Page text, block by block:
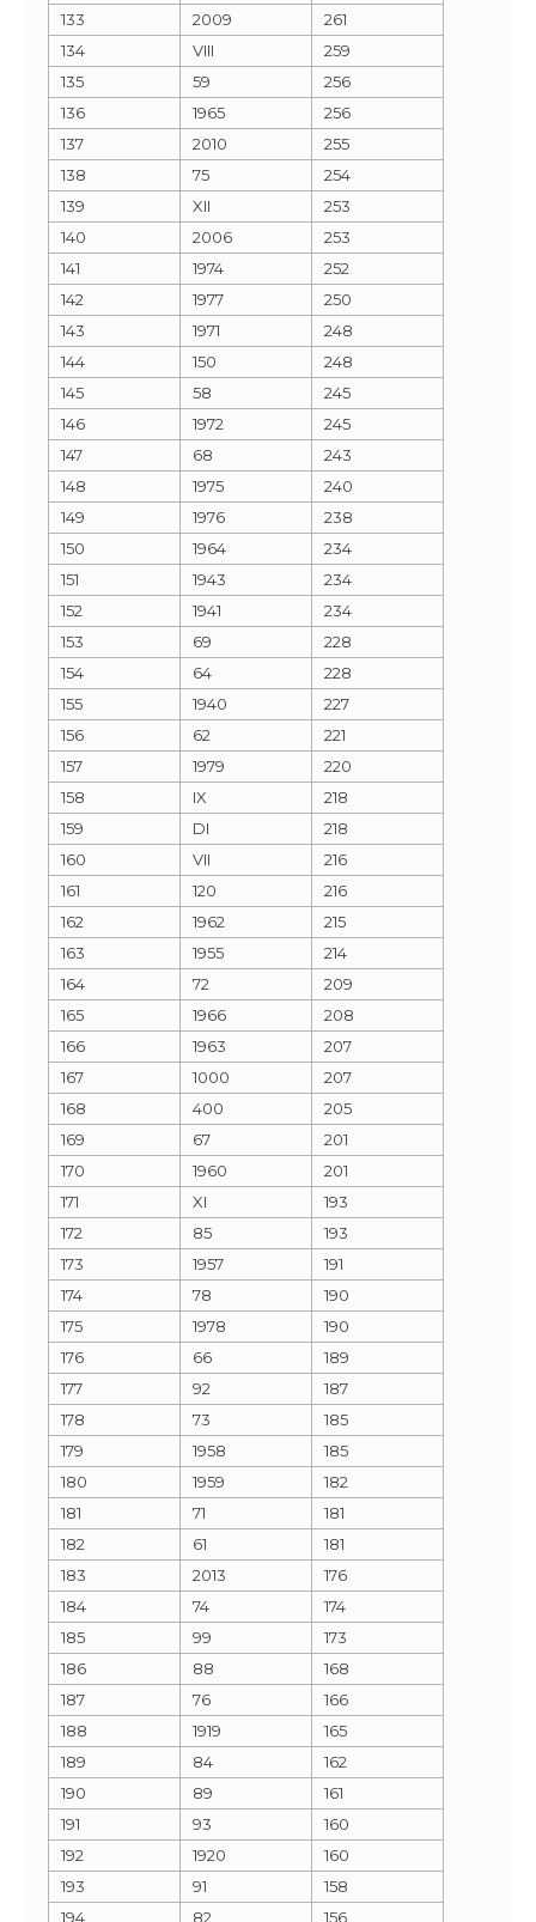
133
2009
261
134
VIII
259
135
59
256
136
1965
256
137
2010
255
138
75
254
139
XII
253
140
2006
253
141
1974
252
142
1977
250
143
1971
248
144
150
248
145
58
245
146
1972
245
147
68
243
148
1975
240
149
1976
238
150
1964
234
151
1943
234
152
1941
234
153
69
228
154
64
228
155
1940
227
156
62
221
157
1979
220
158
IX
218
159
DI
218
160
VII
216
161
120
216
162
1962
215
163
1955
214
164
72
209
165
1966
208
166
1963
207
167
1000
207
168
400
205
169
67
201
170
1960
201
171
XI
193
172
85
193
173
1957
191
174
78
190
175
1978
190
176
66
189
177
92
187
178
73
185
179
1958
185
180
1959
182
181
71
181
182
61
181
183
2013
176
184
74
174
185
99
173
186
88
168
187
76
166
188
1919
165
189
84
162
190
89
161
191
93
160
192
1920
160
193
91
158
194
82 156